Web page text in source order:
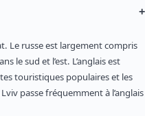
+
Le russe est largement compris
le sud et l’est. L’anglais est
touristiques populaires et les
passe fréquemment à l’anglais